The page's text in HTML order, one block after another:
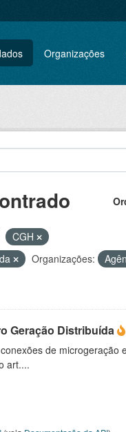
Organizações
CGH
Organizações:
Geração Distribuída
de
art....